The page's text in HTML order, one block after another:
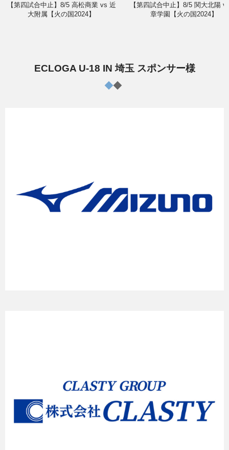
【第四試合中止】8/5 高松商業 vs 近
大附属【火の国2024】
【第四試合中止】8/5 関大北陽
章学園【火の国2024】
ECLOGA U-18 IN 埼玉 スポンサー様